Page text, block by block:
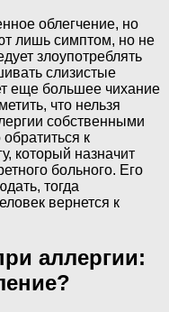
облегчение, но
лишь симптом, но не
злоупотреблять
слизистые
еще большее чихание
что нельзя
собственными
к
который назначит
больного. Его
тогда
вернется к
аллергии: